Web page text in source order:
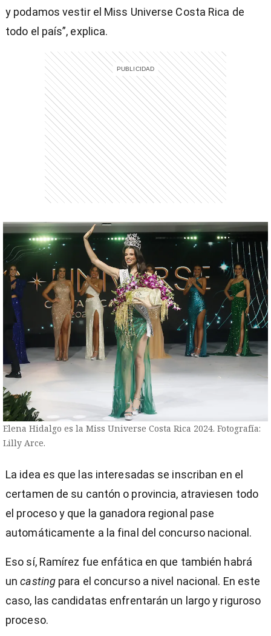
y podamos vestir el Miss Universe Costa Rica de
todo el país”, explica.
Elena Hidalgo es la Miss Universe Costa Rica 2024. Fotografía:
Lilly Arce.
La idea es que las interesadas se inscriban en el
certamen de su cantón o provincia, atraviesen todo
el proceso y que la ganadora regional pase
automáticamente a la final del concurso nacional.
Eso sí, Ramírez fue enfática en que también habrá
uncasting para el concurso a nivel nacional. En este
caso, las candidatas enfrentarán un largo y riguroso
proceso.